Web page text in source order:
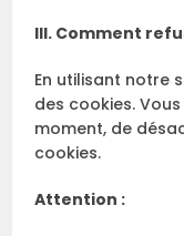
III. Comment
En utilisant notre
des cookies.
moment, de
cookies.
Attention :